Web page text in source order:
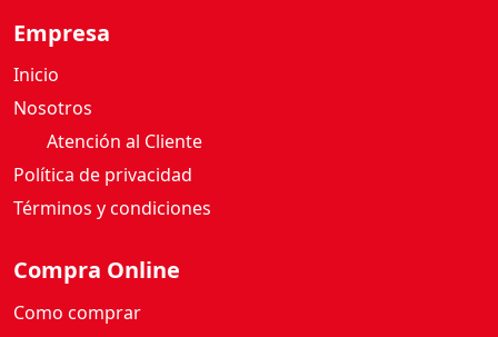
Inicio
Nosotros
Atención al Cliente
Política de privacidad
Términos y condiciones
Como comprar
Mi cuenta